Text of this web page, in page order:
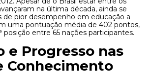
na última década, ainda se
de pior desempenho em educação a
uma pontuação média de 402 pontos,
posição entre 65 nações participantes.
e Progresso nas
Conhecimento